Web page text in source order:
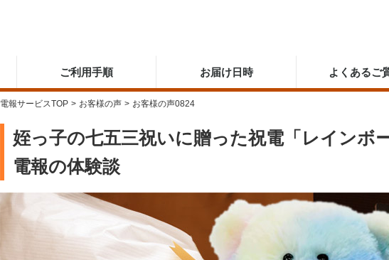
ご利用手順 お届け日時 よくあるご
電報サービスTOP > お客様の声 > お客様の声0824
姪っ子の七五三祝いに贈った祝電「レインボ
電報の体験談